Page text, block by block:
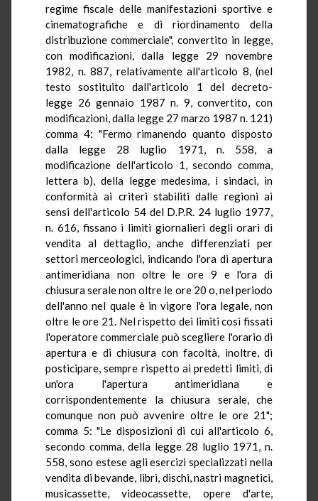
regime fiscale delle manifestazioni sportive e
cinematografiche e di riordinamento della
distribuzione commerciale", convertito in legge,
con modificazioni, dalla legge 29 novembre
1982, n. 887, relativamente all'articolo 8, (nel
testo sostituito dall'articolo 1 del decreto-
legge 26 gennaio 1987 n. 9, convertito, con
modificazioni, dalla legge 27 marzo 1987 n. 121)
comma 4: "Fermo rimanendo quanto disposto
dalla legge 28 luglio 1971, n. 558, a
modificazione dell'articolo 1, secondo comma,
lettera b), della legge medesima, i sindaci, in
conformità ai criteri stabiliti dalle regioni ai
sensi dell'articolo 54 del D.P.R. 24 luglio 1977,
n. 616, fissano i limiti giornalieri degli orari di
vendita al dettaglio, anche differenziati per
settori merceologici, indicando l'ora di apertura
antimeridiana non oltre le ore 9 e l'ora di
chiusura serale non oltre le ore 20 o, nel periodo
dell'anno nel quale è in vigore l'ora legale, non
oltre le ore 21. Nel rispetto dei limiti così fissati
l'operatore commerciale può scegliere l'orario di
apertura e di chiusura con facoltà, inoltre, di
posticipare, sempre rispetto ai predetti limiti, di
un'ora l'apertura antimeridiana e
corrispondentemente la chiusura serale, che
comunque non può avvenire oltre le ore 21";
comma 5: "Le disposizioni di cui all'articolo 6,
secondo comma, della legge 28 luglio 1971, n.
558, sono estese agli esercizi specializzati nella
vendita di bevande, libri, dischi, nastri magnetici,
musicassette, videocassette, opere d'arte,